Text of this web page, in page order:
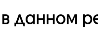
данном